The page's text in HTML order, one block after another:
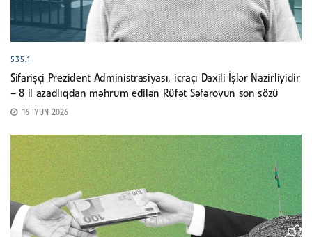
535.1
Sifarişçi Prezident Administrasiyası, icraçı Daxili İşlər Nazirliyidir
– 8 il azadlıqdan məhrum edilən Rüfət Səfərovun son sözü
16 İYUN 2026